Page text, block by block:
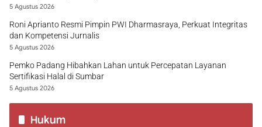
5 Agustus 2026
Roni Aprianto Resmi Pimpin PWI Dharmasraya, Perkuat Integritas
dan Kompetensi Jurnalis
5 Agustus 2026
Pemko Padang Hibahkan Lahan untuk Percepatan Layanan
Sertifikasi Halal di Sumbar
5 Agustus 2026
Hukum